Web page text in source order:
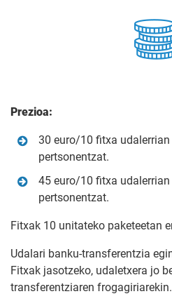
Prezioa:
30 euro/10 fitxa
pertsonentzat.
45 euro/10 fitxa
pertsonentzat.
Fitxak 10 unitateko paketeetan
Udalari banku-transferentzia
Fitxak jasotzeko, udaletxera jo
transferentziaren frogagiriarekin.